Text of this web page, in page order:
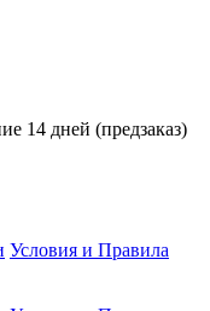
14 дней (предзаказ)
Условия и Правила